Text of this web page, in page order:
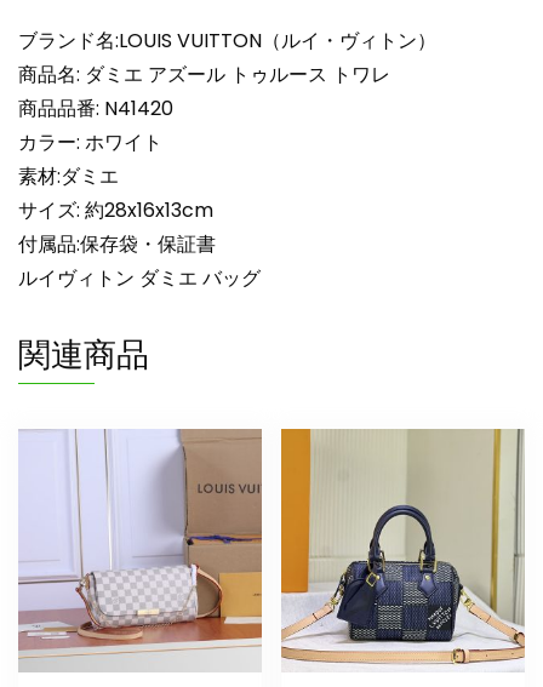
ィ
ー
ス
化
粧
ポ
ー
チ
N
ブランド名:LOUIS VUITTON（ルイ・ヴィトン）
商品名: ダミエ アズール トゥルース トワレ
商品品番: N41420
カラー: ホワイト
素材:ダミエ
サイズ: 約28x16x13cm
付属品:保存袋・保証書
ルイヴィトン ダミエ バッグ
関連商品